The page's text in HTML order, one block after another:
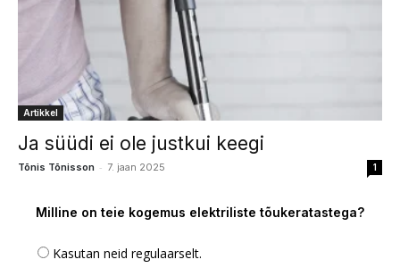
Artikkel
Ja süüdi ei ole justkui keegi
Tõnis Tõnisson - 7. jaan 2025 1
Milline on teie kogemus elektriliste tõukeratastega?
Kasutan neid regulaarselt.